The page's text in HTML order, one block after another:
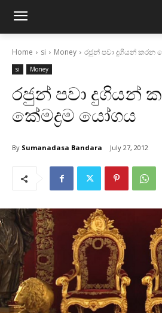
Home si Money රජුන් පවා දුගියන් කරන
si Money
රජුන් පවා දුගියන්
කේමද්‍රම යෝගය
By Sumanadasa Bandara July 27, 2012